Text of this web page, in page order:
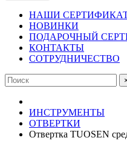
НАШИ
НОВИНКИ
ПОДАРОЧНЫЙ
КОНТАКТЫ
СОТРУДНИЧЕСТВО
ИНСТРУМЕНТЫ
ОТВЕРТКИ
Отвертка TUOSEN